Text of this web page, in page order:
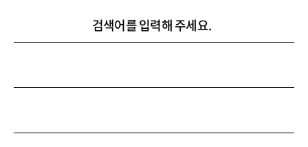
검색어를 입력해 주세요.